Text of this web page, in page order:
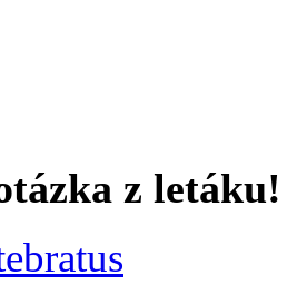
z letáku!